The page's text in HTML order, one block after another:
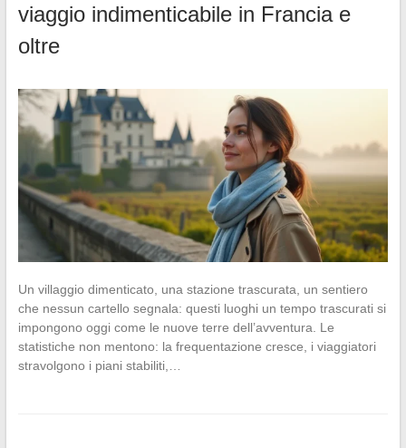
viaggio indimenticabile in Francia e
oltre
Un villaggio dimenticato, una stazione trascurata, un sentiero
che nessun cartello segnala: questi luoghi un tempo trascurati si
impongono oggi come le nuove terre dell’avventura. Le
statistiche non mentono: la frequentazione cresce, i viaggiatori
stravolgono i piani stabiliti,…